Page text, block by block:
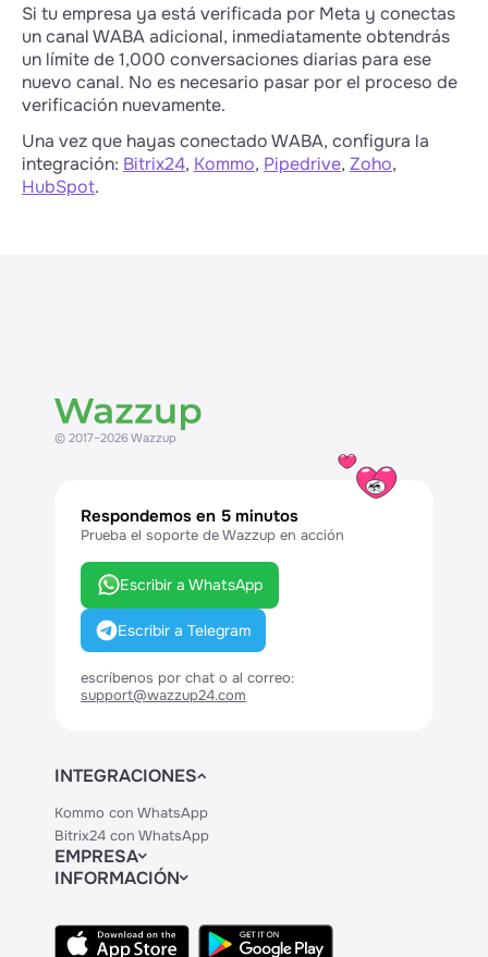
Si tu empresa ya está verificada por Meta y conectas
un canal WABA adicional, inmediatamente obtendrás
un límite de 1,000 conversaciones diarias para ese
nuevo canal. No es necesario pasar por el proceso de
verificación nuevamente.
Una vez que hayas conectado WABA, configura la
integración: Bitrix24, Kommo, Pipedrive, Zoho,
HubSpot.
© 2017–2026 Wazzup
Respondemos en 5 minutos
Prueba el soporte de Wazzup en acción
Escribir a WhatsApp
Escribir a Telegram
escríbenos por chat o al correo:
support@wazzup24.com
INTEGRACIONES
Kommo con WhatsApp
Bitrix24 con WhatsApp
EMPRESA
Contactos
INFORMACIÓN
API
Centro de Ayuda